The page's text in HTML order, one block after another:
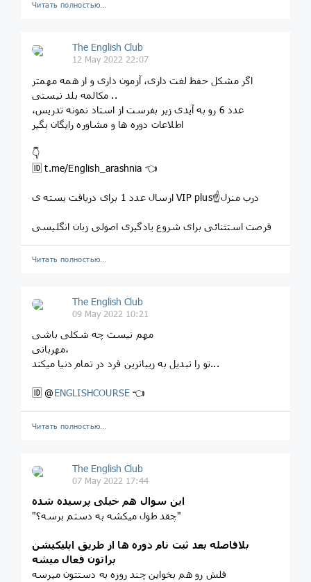
Читать полностью…
The English Club
12 May 2022 22:07
اگر مشکل حفظ لغت داری، آزمون داری و از همه مهمتر
مکالمه بلد نیستی ..
عدد 6 رو به آیدی زیر بفرست از استاد نمونه تدریس،
اطلاعات دوره ها و مشاوره رایگان بگیر
👇
🆔 t.me/English_arashnia 👈
ارسال عدد 1 برای دریافت بسته ی VIP plus☝️درب منزل
فرصت استثنائی برای شروع یادگیری اصولی زبان انگلیسی
Читать полностью…
The English Club
09 May 2022 10:21
مهم نیست چه شکلی باشی
مهربانی،
تو را تبدیل به زیباترین فرد در تمام دنیا میکند...
🆔 @ENGLISHCOURSE 👈
Читать полностью…
The English Club
07 May 2022 17:44
این سوال هم خیلی پرسیده شده
"چقد طول میکشه به دستم برسه؟"
بلافاصله بعد ثبت نام دوره ها از طریق اپلیکیشن
براتون فعال میشه
فلش رو هم بخواین چند روزه به دستتون میرسه